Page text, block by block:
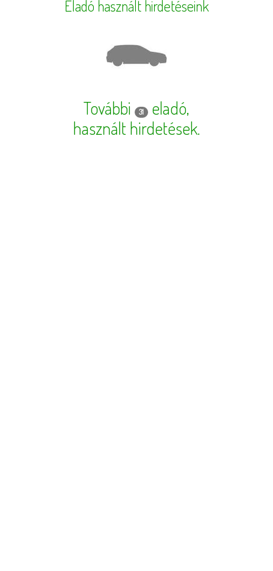
Eladó használt hirdetéseink
További 31
eladó,
használt hirdetések.